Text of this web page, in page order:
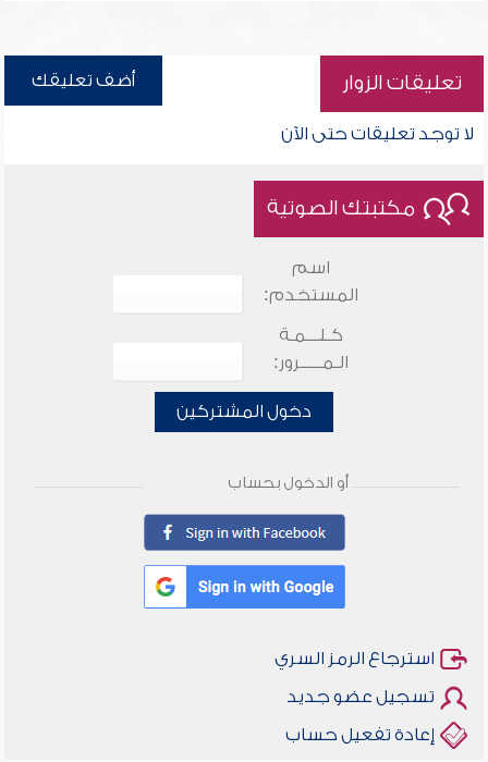
تعليقات الزوار أضف تعليقك
لا توجد تعليقات حتى الآن
مكتبتك الصوتية
اسم
المستخدم:
كـلـــمـة
الـمـــــرور:
دخول المشتركين
أو الدخول بحساب
استرجاع الرمز السري
تسجيل عضو جديد
إعادة تفعيل حساب